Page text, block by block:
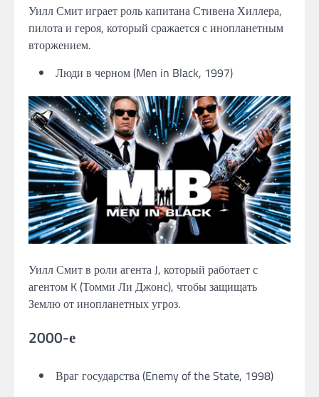
Уилл Смит играет роль капитана Стивена Хиллера,
пилота и героя, который сражается с инопланетным
вторжением.
Люди в черном (Men in Black, 1997)
Уилл Смит в роли агента J, который работает с
агентом K (Томми Ли Джонс), чтобы защищать
Землю от инопланетных угроз.
2000-е
Враг государства (Enemy of the State, 1998)